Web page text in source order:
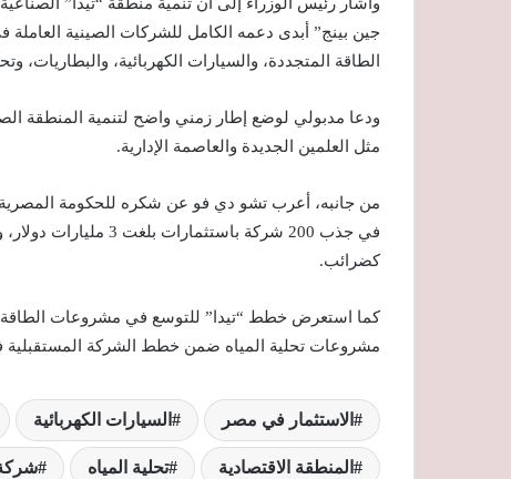
وأشار رئيس الوزراء إلى أن تنمية منطقة “تيدا”
جين بينج” أبدى دعمه الكامل للشركات الصينية
الطاقة المتجددة، والسيارات الكهربائية، والبطاريات،
ودعا مدبولي لوضع إطار زمني واضح لتنمية المنطقة
مثل العلمين الجديدة والعاصمة الإدارية.
كضرائب.
كما استعرض خطط “تيدا” للتوسع في مشروعات الطاقة
مشروعات تحلية المياه ضمن خطط الشركة
الاستثمار في مصر السيارات الكهربائية
المنطقة الاقتصادية تحلية المياه شركة